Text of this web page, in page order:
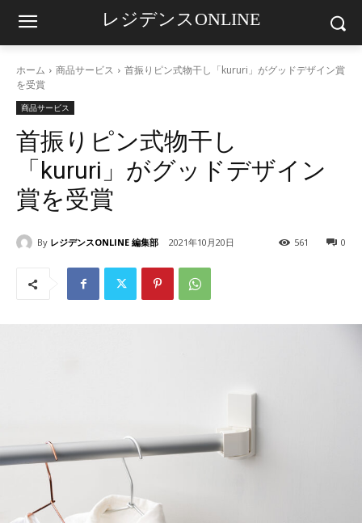
レジデンスONLINE
ホーム 商品サービス
首振りピン式物干し「kururi」がグッドデザイン賞
を受賞
商品サービス
首振りピン式物干し
「kururi」がグッドデザイン
賞を受賞
By レジデンスONLINE 編集部 2021年10月20日 0
561